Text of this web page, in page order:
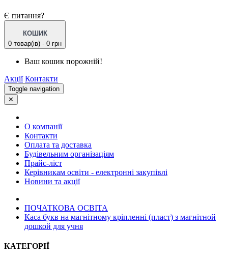
Є питання?
КОШИК
0 товар(ів) - 0 грн
Ваш кошик порожній!
Акції Контакти
Toggle navigation
✕
О компанії
Контакти
Оплата та доставка
Будівельним організаціям
Прайс-ліст
Керівникам освіти - електронні закупівлі
Новини та акції
ПОЧАТКОВА ОСВIТА
Каса букв на магнітному кріпленні (пласт) з магнітной
дошкой для учня
КАТЕГОРІЇ